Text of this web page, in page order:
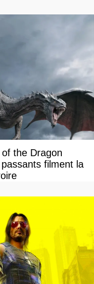
the Dragon
filment la